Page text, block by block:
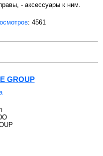
- аксессуары к ним.
: 4561
GROUP